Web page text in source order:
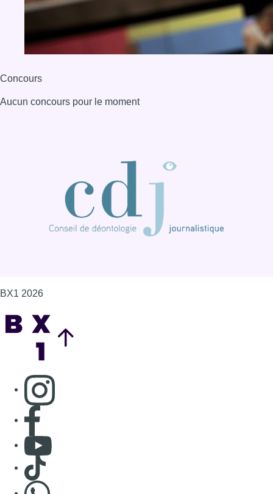
Consulter page Instagram
S'abonner à notre newsletter
Connaître BX1
Publicité
Offres d'emploi
Contact
Mentions légales
Politique de cookies (UE)
Gérer les cookies